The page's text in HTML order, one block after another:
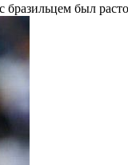
бразильцем был